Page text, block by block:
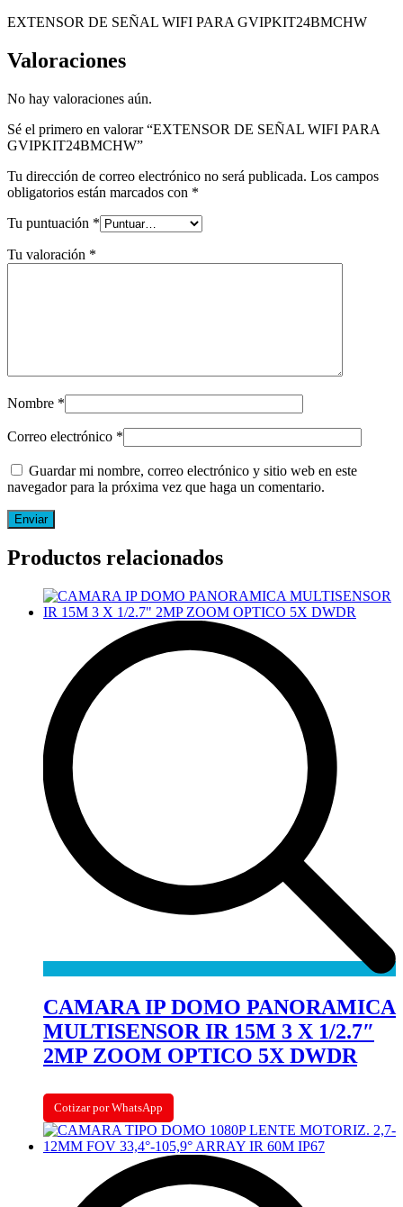
EXTENSOR DE SEÑAL WIFI PARA GVIPKIT24BMCHW
Valoraciones
No hay valoraciones aún.
Sé el primero en valorar “EXTENSOR DE SEÑAL WIFI PARA
GVIPKIT24BMCHW”
Tu dirección de correo electrónico no será publicada. Los campos
obligatorios están marcados con *
Tu puntuación *
Tu valoración *
Nombre *
Correo electrónico *
Guardar mi nombre, correo electrónico y sitio web en este
navegador para la próxima vez que haga un comentario.
Productos relacionados
CAMARA IP DOMO PANORAMICA
MULTISENSOR IR 15M 3 X 1/2.7″
2MP ZOOM OPTICO 5X DWDR
Cotizar por WhatsApp